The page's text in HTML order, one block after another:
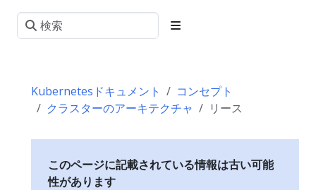
Kubernetesドキュメント
コンセプト
クラスターのアーキテクチャ
リース
このページに記載されている情報は古い可能
性があります